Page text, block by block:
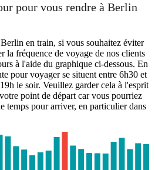
pour vous rendre à Berlin
en train, si vous souhaitez éviter
la fréquence de voyage de nos clients
à l'aide du graphique ci-dessous. En
pour voyager se situent entre 6h30 et
le soir. Veuillez garder cela à l'esprit
point de départ car vous pourriez
temps pour arriver, en particulier dans